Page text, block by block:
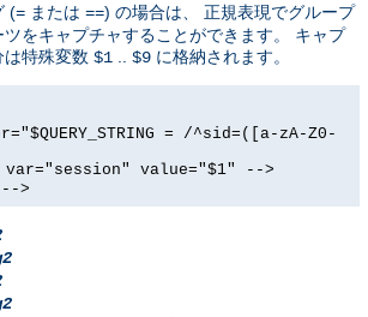
(= または ==) の場合は、 正規表現でグループ
をキャプチャすることができます。 キャプ
特殊変数 $1 $9 に格納されます。
= /^sid=([a-zA-Z0-
value="$1" -->
>